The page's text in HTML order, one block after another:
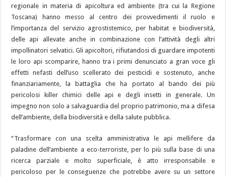
regionale in materia di apicoltura ed ambiente (tra cui la Regione
Toscana) hanno messo al centro dei provvedimenti il ruolo e
l’importanza del servizio agrostistemico, per habitat e biodiversità,
delle api allevate anche in combinazione con l’attività degli altri
impollinatori selvatici. Gli apicoltori, rifiutandosi di guardare impotenti
le loro api scomparire, hanno tra i primi denunciato a gran voce gli
effetti nefasti dell’uso scellerato dei pesticidi e sostenuto, anche
finanziariamente, la battaglia che ha portato al bando dei più
pericolosi killer chimici delle api e degli insetti in generale. Un
impegno non solo a salvaguardia del proprio patrimonio, ma a difesa
dell’ambiente, della biodiversità e della salute pubblica.
“Trasformare con una scelta amministrativa le api mellifere da
paladine dell’ambiente a eco-terroriste, per lo più sulla base di una
ricerca parziale e molto superficiale, è atto irresponsabile e
pericoloso per le conseguenze che potrebbe avere su un settore